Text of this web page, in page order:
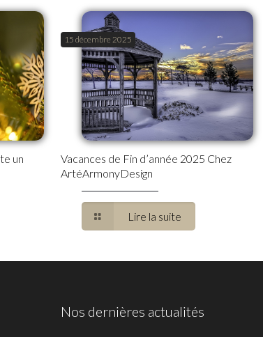
un
15 décembre 2025
Vacances de Fin d’année 2025 Chez
ArtéArmonyDesign
Lire la suite
Nos dernières actualités